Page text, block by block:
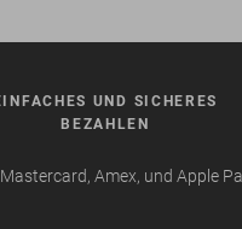
UND SICHERES
BEZAHLEN
Amex, und Apple